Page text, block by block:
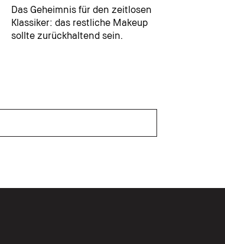
Das Geheimnis für den zeitlosen
Klassiker: das restliche Makeup
sollte zurückhaltend sein.